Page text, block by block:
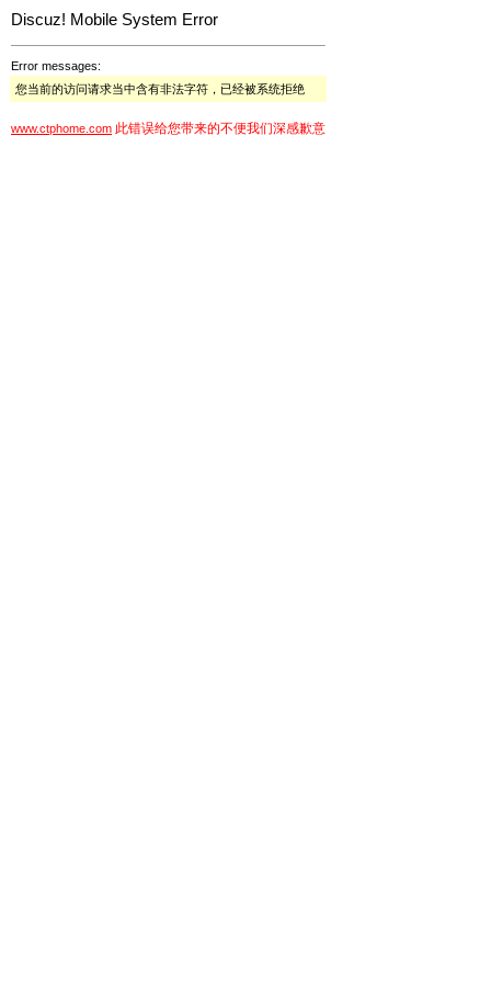
Discuz! Mobile System Error
Error messages:
您当前的访问请求当中含有非法字符，已经被系统拒绝
www.ctphome.com 此错误给您带来的不便我们深感歉意